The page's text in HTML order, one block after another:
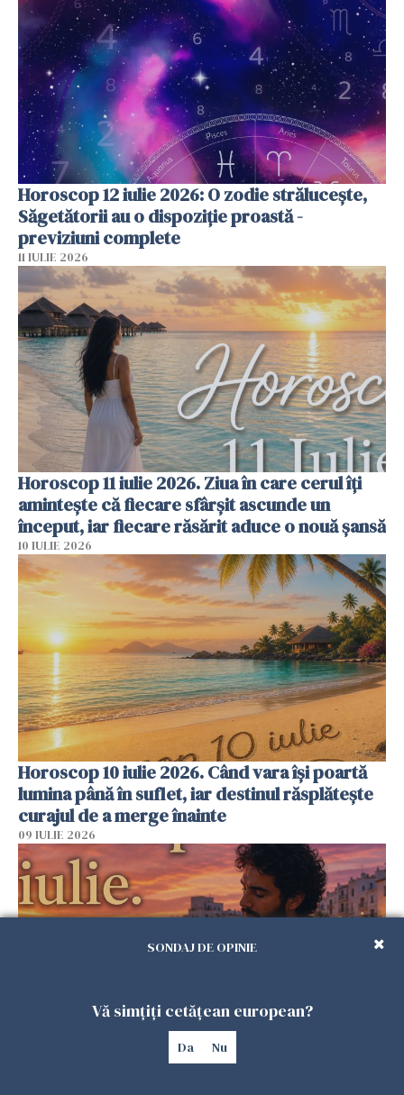
Horoscop 12 iulie 2026: O zodie strălucește,
Săgetătorii au o dispoziție proastă -
previziuni complete
11 IULIE 2026
Horoscop 11 iulie 2026. Ziua în care cerul îți
amintește că fiecare sfârșit ascunde un
început, iar fiecare răsărit aduce o nouă șansă
10 IULIE 2026
Horoscop 10 iulie 2026. Când vara își poartă
lumina până în suflet, iar destinul răsplătește
curajul de a merge înainte
09 IULIE 2026
Horoscop 9 iulie 2026. Ziua în care cerul îți
SONDAJ DE OPINIE
Vă simțiți cetățean european?
Da Nu